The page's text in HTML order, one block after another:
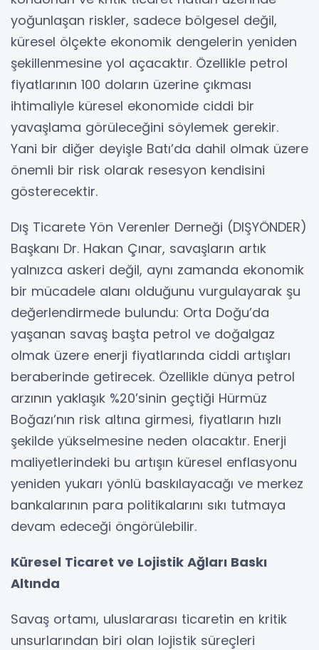
yoğunlaşan riskler, sadece bölgesel değil,
küresel ölçekte ekonomik dengelerin yeniden
şekillenmesine yol açacaktır. Özellikle petrol
fiyatlarının 100 doların üzerine çıkması
ihtimaliyle küresel ekonomide ciddi bir
yavaşlama görüleceğini söylemek gerekir.
Yani bir diğer deyişle Batı’da dahil olmak üzere
önemli bir risk olarak resesyon kendisini
gösterecektir.
Dış Ticarete Yön Verenler Derneği (DIŞYÖNDER)
Başkanı Dr. Hakan Çınar, savaşların artık
yalnızca askeri değil, aynı zamanda ekonomik
bir mücadele alanı olduğunu vurgulayarak şu
değerlendirmede bulundu: Orta Doğu’da
yaşanan savaş başta petrol ve doğalgaz
olmak üzere enerji fiyatlarında ciddi artışları
beraberinde getirecek. Özellikle dünya petrol
arzının yaklaşık %20’sinin geçtiği Hürmüz
Boğazı’nın risk altına girmesi, fiyatların hızlı
şekilde yükselmesine neden olacaktır. Enerji
maliyetlerindeki bu artışın küresel enflasyonu
yeniden yukarı yönlü baskılayacağı ve merkez
bankalarının para politikalarını sıkı tutmaya
devam edeceği öngörülebilir.
Küresel Ticaret ve Lojistik Ağları Baskı
Altında
Savaş ortamı, uluslararası ticaretin en kritik
unsurlarından biri olan lojistik süreçleri